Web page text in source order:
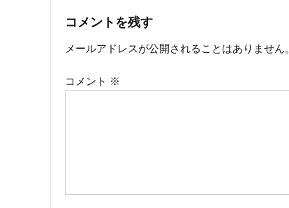
ナ
ビ
ゲ
コメントを残す
メールアドレスが公開されることはありません。
コメント ※